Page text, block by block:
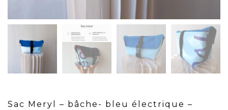
Sac Meryl – bâche- bleu électrique –